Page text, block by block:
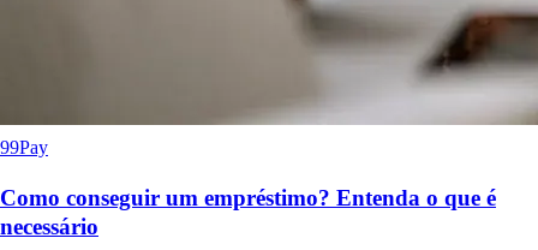
99Pay
Como conseguir um empréstimo? Entenda o que é
necessário